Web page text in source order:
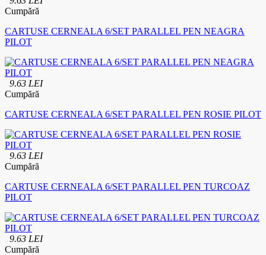
Cumpără
CARTUSE CERNEALA 6/SET PARALLEL PEN NEAGRA
PILOT
9.63 LEI
Cumpără
CARTUSE CERNEALA 6/SET PARALLEL PEN ROSIE PILOT
9.63 LEI
Cumpără
CARTUSE CERNEALA 6/SET PARALLEL PEN TURCOAZ
PILOT
9.63 LEI
Cumpără